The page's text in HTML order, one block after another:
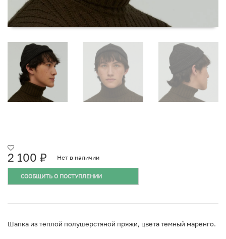
2 100 ₽ Нет в наличии
СООБЩИТЬ О ПОСТУПЛЕНИИ
Шапка из теплой полушерстяной пряжи, цвета темный маренго.